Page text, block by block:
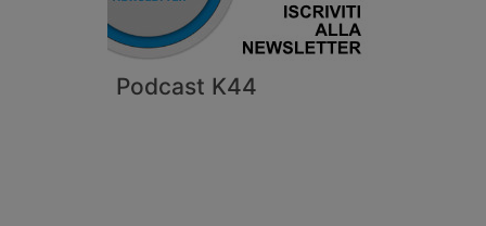
Podcast K44